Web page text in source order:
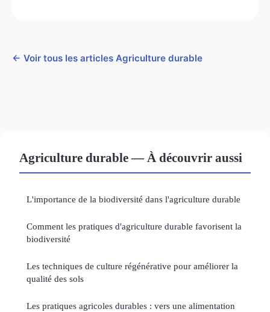
← Voir tous les articles Agriculture durable
Agriculture durable — À découvrir aussi
L'importance de la biodiversité dans l'agriculture durable
Comment les pratiques d'agriculture durable favorisent la
biodiversité
Les techniques de culture régénérative pour améliorer la
qualité des sols
Les pratiques agricoles durables : vers une alimentation